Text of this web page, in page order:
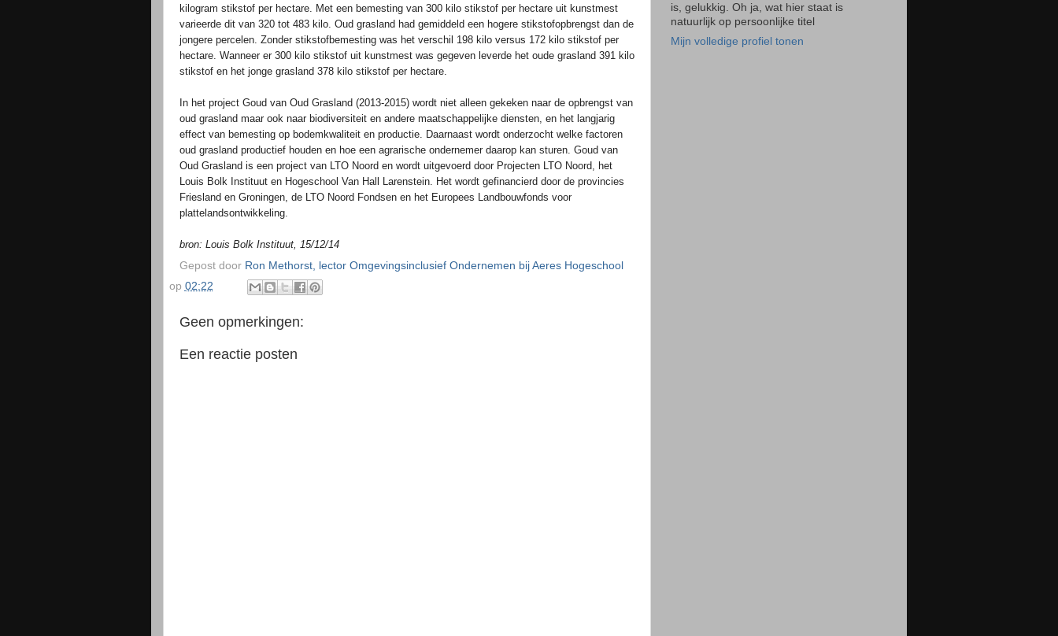
kilogram stikstof per hectare. Met een bemesting van 300 kilo stikstof per hectare uit kunstmest
varieerde dit van 320 tot 483 kilo. Oud grasland had gemiddeld een hogere stikstofopbrengst dan de
jongere percelen. Zonder stikstofbemesting was het verschil 198 kilo versus 172 kilo stikstof per
hectare. Wanneer er 300 kilo stikstof uit kunstmest was gegeven leverde het oude grasland 391 kilo
stikstof en het jonge grasland 378 kilo stikstof per hectare.
In het project Goud van Oud Grasland (2013-2015) wordt niet alleen gekeken naar de opbrengst van
oud grasland maar ook naar biodiversiteit en andere maatschappelijke diensten, en het langjarig
effect van bemesting op bodemkwaliteit en productie. Daarnaast wordt onderzocht welke factoren
oud grasland productief houden en hoe een agrarische ondernemer daarop kan sturen. Goud van
Oud Grasland is een project van LTO Noord en wordt uitgevoerd door Projecten LTO Noord, het
Louis Bolk Instituut en Hogeschool Van Hall Larenstein. Het wordt gefinancierd door de provincies
Friesland en Groningen, de LTO Noord Fondsen en het Europees Landbouwfonds voor
plattelandsontwikkeling.
bron: Louis Bolk Instituut, 15/12/14
Gepost door Ron Methorst, lector Omgevingsinclusief Ondernemen bij Aeres Hogeschool
op 02:22
Geen opmerkingen:
Een reactie posten
is, gelukkig. Oh ja, wat hier staat is
natuurlijk op persoonlijke titel
Mijn volledige profiel tonen